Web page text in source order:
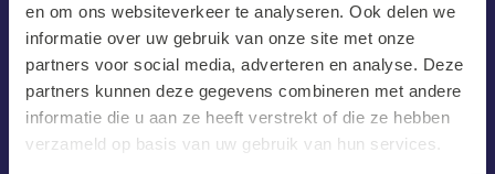
en om ons websiteverkeer te analyseren. Ook delen we
informatie over uw gebruik van onze site met onze
partners voor social media, adverteren en analyse. Deze
partners kunnen deze gegevens combineren met andere
informatie die u aan ze heeft verstrekt of die ze hebben
verzameld op basis van uw gebruik van hun services.
Herengracht 499
1017 BT Amsterdam